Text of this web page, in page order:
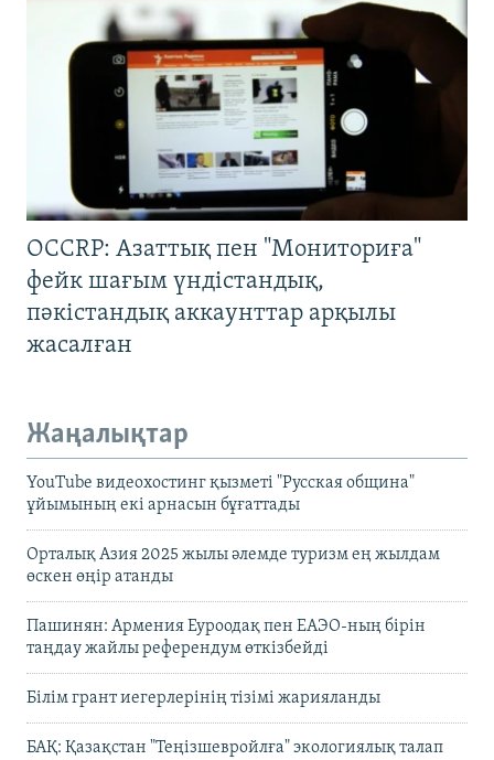
OCCRP: Азаттық пен "Мониториға"
фейк шағым үндістандық,
пәкістандық аккаунттар арқылы
жасалған
Жаңалықтар
YouTube видеохостинг қызметі "Русская община"
ұйымының екі арнасын бұғаттады
Орталық Азия 2025 жылы әлемде туризм ең жылдам
өскен өңір атанды
Пашинян: Армения Еуроодақ пен ЕАЭО-ның бірін
таңдау жайлы референдум өткізбейді
Білім грант иегерлерінің тізімі жарияланды
БАҚ: Қазақстан "Теңізшевройлға" экологиялық талап